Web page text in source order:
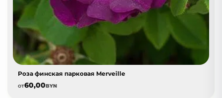
Роза финская парковая Merveille
от60,00BYN